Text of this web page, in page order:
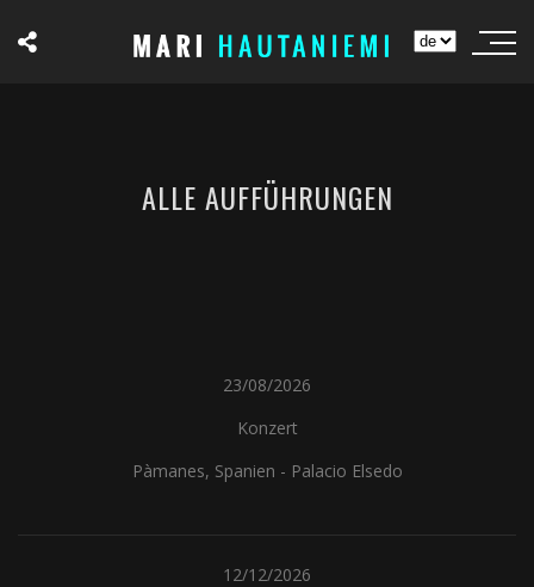
ALLE AUFFÜHRUNGEN
23/08/2026
Konzert
Pàmanes, Spanien - Palacio Elsedo
12/12/2026